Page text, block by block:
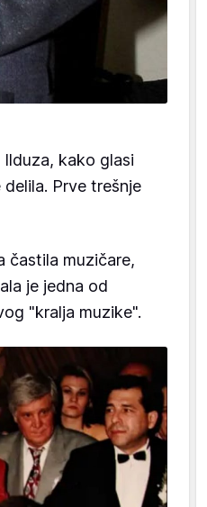
Ilduza, kako glasi
delila. Prve trešnje
častila muzičare,
je jedna od
"kralja muzike".